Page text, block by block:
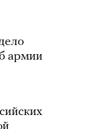
армии